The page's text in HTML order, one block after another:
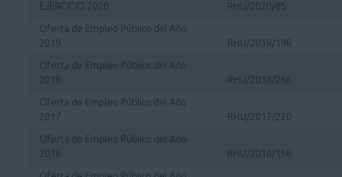
EJERCICIO 2020
RHU/2020/85
Oferta de Empleo Público del Año
2019
RHU/2019/198
Oferta de Empleo Público del Año
2018
RHU/2018/266
Oferta de Empleo Público del Año
2017
RHU/2017/220
Oferta de Empleo Público del Año
2016
RHU/2016/156